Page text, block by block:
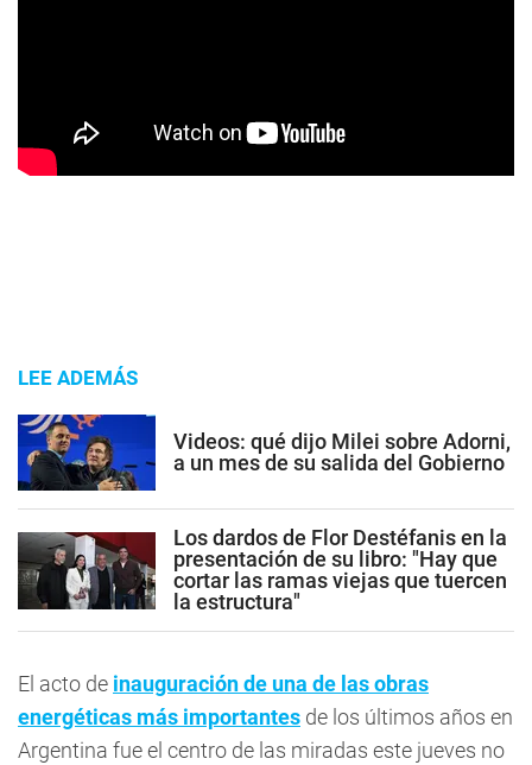
LEE ADEMÁS
Videos: qué dijo Milei sobre Adorni,
a un mes de su salida del Gobierno
Los dardos de Flor Destéfanis en la
presentación de su libro: "Hay que
cortar las ramas viejas que tuercen
la estructura"
El acto de inauguración de una de las obras
energéticas más importantes de los últimos años en
Argentina fue el centro de las miradas este jueves no